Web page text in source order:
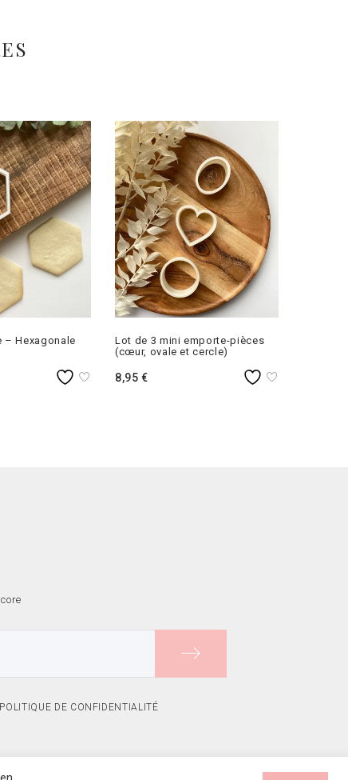
– Hexagonale
Lot de 3 mini emporte-pièces
(cœur, ovale et cercle)
8,95€
POLITIQUE DE CONFIDENTIALITÉ